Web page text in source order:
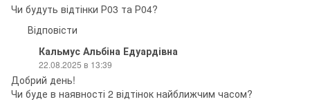
Чи будуть відтінки Р03 та Р04?
Відповісти
Кальмус Альбіна Едуардівна
22.08.2025 в 13:39
Добрий день!
Чи буде в наявності 2 відтінок найближчим часом?